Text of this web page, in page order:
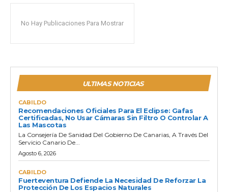
No Hay Publicaciones Para Mostrar
ULTIMAS NOTICIAS
CABILDO
Recomendaciones Oficiales Para El Eclipse: Gafas
Certificadas, No Usar Cámaras Sin Filtro O Controlar A
Las Mascotas
La Consejería De Sanidad Del Gobierno De Canarias, A Través Del
Servicio Canario De...
Agosto 6, 2026
CABILDO
Fuerteventura Defiende La Necesidad De Reforzar La
Protección De Los Espacios Naturales